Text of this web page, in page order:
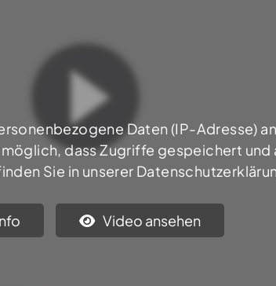
Daten (IP-Adresse)
dass Zugriffe gespeichert
Sie in unserer
Video ansehen